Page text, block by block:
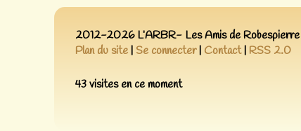
2012-2026 L’ARBR- Les Amis de Robespierre
Plan du site| Se connecter| Contact| RSS 2.0
43 visites en ce moment